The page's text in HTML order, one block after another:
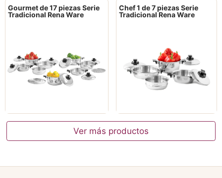
Gourmet de 17 piezas Serie
Tradicional Rena Ware
Chef 1 de 7 piezas Serie
Tradicional Rena Ware
Ver más productos